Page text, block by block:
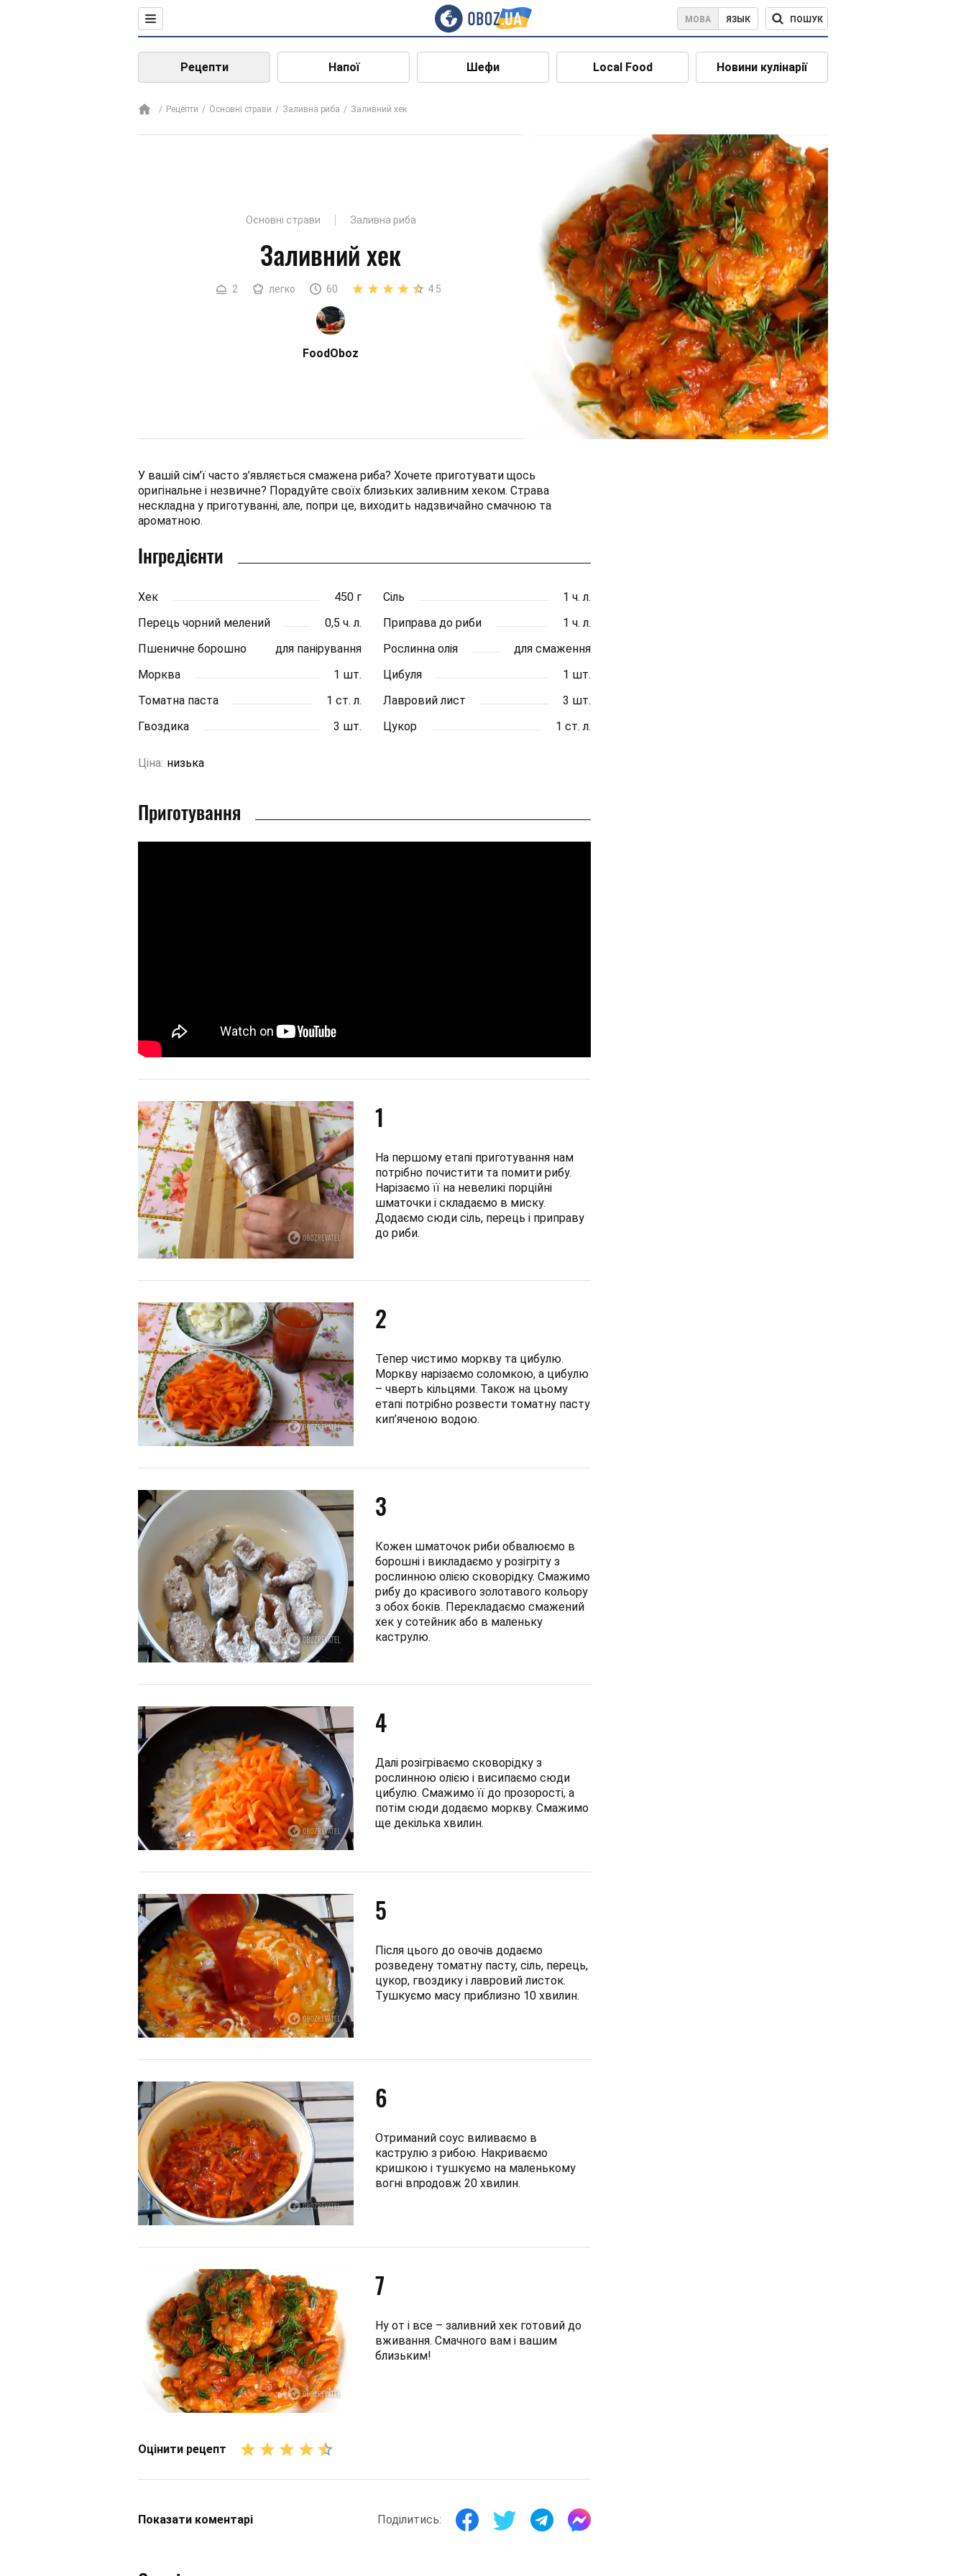
МОВА ЯЗЫК ПОШУК
Рецепти Напої Шефи Local Food Новини кулінарії
Рецепти Основні страви Заливна риба Заливний хек
Основні страви Заливна риба
Заливний хек
2 легко 60 4.5
FoodOboz
У вашій сім’ї часто з’являється смажена риба? Хочете приготувати щось
оригінальне і незвичне? Порадуйте своїх близьких заливним хеком. Страва
нескладна у приготуванні, але, попри це, виходить надзвичайно смачною та
ароматною.
Інгредієнти
Хек 450 г Сіль
1 ч. л.
Перець чорний мелений
0,5 ч. л. Приправа до риби
1 ч. л.
Пшеничне борошно
для панірування Рослинна олія
для смаження
Морква
1 шт. Цибуля
1 шт.
Томатна паста
1 ст. л. Лавровий лист
3 шт.
Гвоздика
3 шт. Цукор 1 ст. л.
Ціна: низька
Приготування
1
На першому етапі приготування нам
потрібно почистити та помити рибу.
Нарізаємо її на невеликі порційні
шматочки і складаємо в миску.
Додаємо сюди сіль, перець і приправу
до риби.
2
Тепер чистимо моркву та цибулю.
Моркву нарізаємо соломкою, а цибулю
– чверть кільцями. Також на цьому
етапі потрібно розвести томатну пасту
кип’яченою водою.
3
Кожен шматочок риби обвалюємо в
борошні і викладаємо у розігріту з
рослинною олією сковорідку. Смажимо
рибу до красивого золотавого кольору
з обох боків. Перекладаємо смажений
хек у сотейник або в маленьку
каструлю.
4
Далі розігріваємо сковорідку з
рослинною олією і висипаємо сюди
цибулю. Смажимо її до прозорості, а
потім сюди додаємо моркву. Смажимо
ще декілька хвилин.
5
Після цього до овочів додаємо
розведену томатну пасту, сіль, перець,
цукор, гвоздику і лавровий листок.
Тушкуємо масу приблизно 10 хвилин.
6
Отриманий соус виливаємо в
каструлю з рибою. Накриваємо
кришкою і тушкуємо на маленькому
вогні впродовж 20 хвилин.
7
Ну от і все – заливний хек готовий до
вживання. Смачного вам і вашим
близьким!
Оцінити рецепт
Показати коментарі Поділитись: